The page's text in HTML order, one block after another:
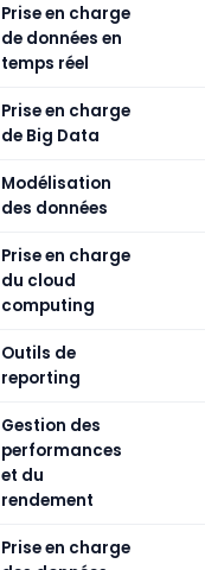
Prise en charge
de données en
temps réel
Prise en charge
de Big Data
Modélisation
des données
Prise en charge
du cloud
computing
Outils de
reporting
Gestion des
performances
et du
rendement
Prise en charge